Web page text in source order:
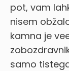
pot, vam
nisem
kamna je
samo